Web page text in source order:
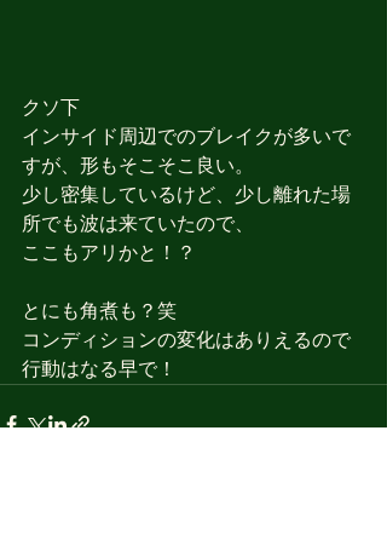
クソ下
インサイド周辺でのブレイクが多いで
すが、形もそこそこ良い。
少し密集しているけど、少し離れた場
所でも波は来ていたので、
ここもアリかと！？
とにも角煮も？笑
コンディションの変化はありえるので
行動はなる早で！